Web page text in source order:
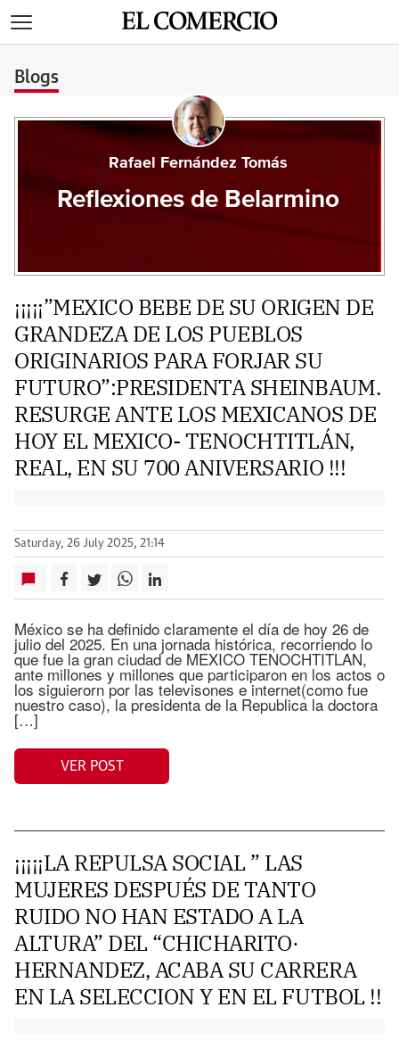
Blogs
Rafael Fernández Tomás
Reflexiones de Belarmino
¡¡¡¡¡”MEXICO BEBE DE SU ORIGEN DE
GRANDEZA DE LOS PUEBLOS
ORIGINARIOS PARA FORJAR SU
FUTURO”:PRESIDENTA SHEINBAUM.
RESURGE ANTE LOS MEXICANOS DE
HOY EL MEXICO- TENOCHTITLÁN,
REAL, EN SU 700 ANIVERSARIO !!!
Saturday, 26 July 2025, 21:14
México se ha definido claramente el día de hoy 26 de
julio del 2025. En una jornada histórica, recorriendo lo
que fue la gran ciudad de MEXICO TENOCHTITLAN,
ante millones y millones que participaron en los actos o
los siguierorn por las televisones e internet(como fue
nuestro caso), la presidenta de la Republica la doctora
[…]
VER POST
¡¡¡¡¡LA REPULSA SOCIAL ” LAS
MUJERES DESPUÉS DE TANTO
RUIDO NO HAN ESTADO A LA
ALTURA” DEL “CHICHARITO·
HERNANDEZ, ACABA SU CARRERA
EN LA SELECCION Y EN EL FUTBOL !!